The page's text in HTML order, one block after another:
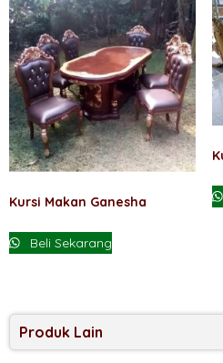
Kursi Makan Ganesha
Beli Sekarang
Produk Lain